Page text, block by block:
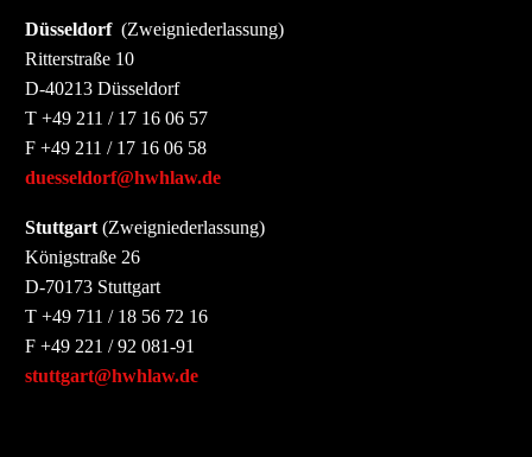
Düsseldorf (Zweigniederlassung)
Ritterstraße 10
D-40213 Düsseldorf
T +49 211 / 17 16 06 57
F +49 211 / 17 16 06 58
duesseldorf@hwhlaw.de
Stuttgart (Zweigniederlassung)
Königstraße 26
D-70173 Stuttgart
T +49 711 / 18 56 72 16
F +49 221 / 92 081-91
stuttgart@hwhlaw.de